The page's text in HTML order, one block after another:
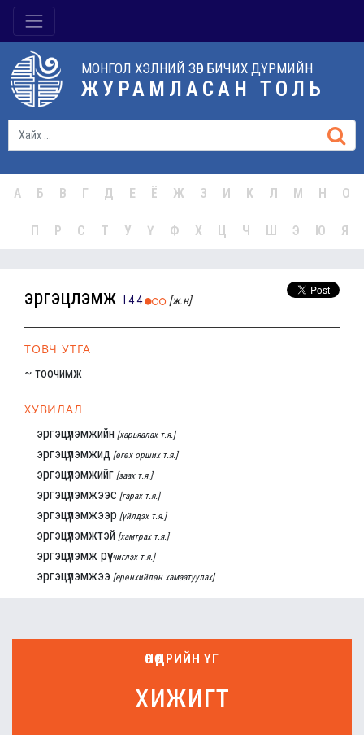
МОНГОЛ ХЭЛНИЙ ЗӨВ БИЧИХ ДҮРМИЙН
ЖУРАМЛАСАН ТОЛЬ
А Б В Г Д Е Ё Ж З И К Л М Н О
П Р С Т У Ү Ф Х Ц Ч Ш Э Ю Я
эргэцүүлэмж I.4.4 [ж.н]
ТОВЧ УТГА
~ тоочимж
ХУВИЛАЛ
эргэцүүлэмжийн [харьяалах т.я.]
эргэцүүлэмжид [өгөх орших т.я.]
эргэцүүлэмжийг [заах т.я.]
эргэцүүлэмжээс [гарах т.я.]
эргэцүүлэмжээр [үйлдэх т.я.]
эргэцүүлэмжтэй [хамтрах т.я.]
эргэцүүлэмж рүү [чиглэх т.я.]
эргэцүүлэмжээ [ерөнхийлөн хамаатуулах]
ӨНӨӨДРИЙН ҮГ
хижигт